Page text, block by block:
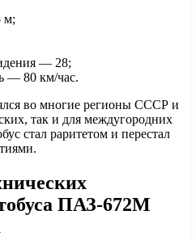
м;
— 28;
— 80 км/час.
во многие регионы СССР и
так и для междугородних
стал раритетом и перестал
ПАЗ-672М